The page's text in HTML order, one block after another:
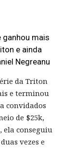
ganhou mais
e ainda
Negreanu
da Triton
e terminou
convidados
de $25k,
ela conseguiu
vezes e